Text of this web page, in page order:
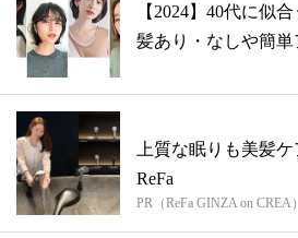
【2024】40代に似
髪あり・なしや簡単
上質な眠りも美髪
ReFa
PR（ReFa GINZA on CREA）